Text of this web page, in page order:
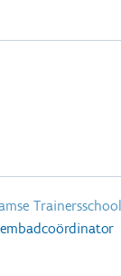
Trainersschool